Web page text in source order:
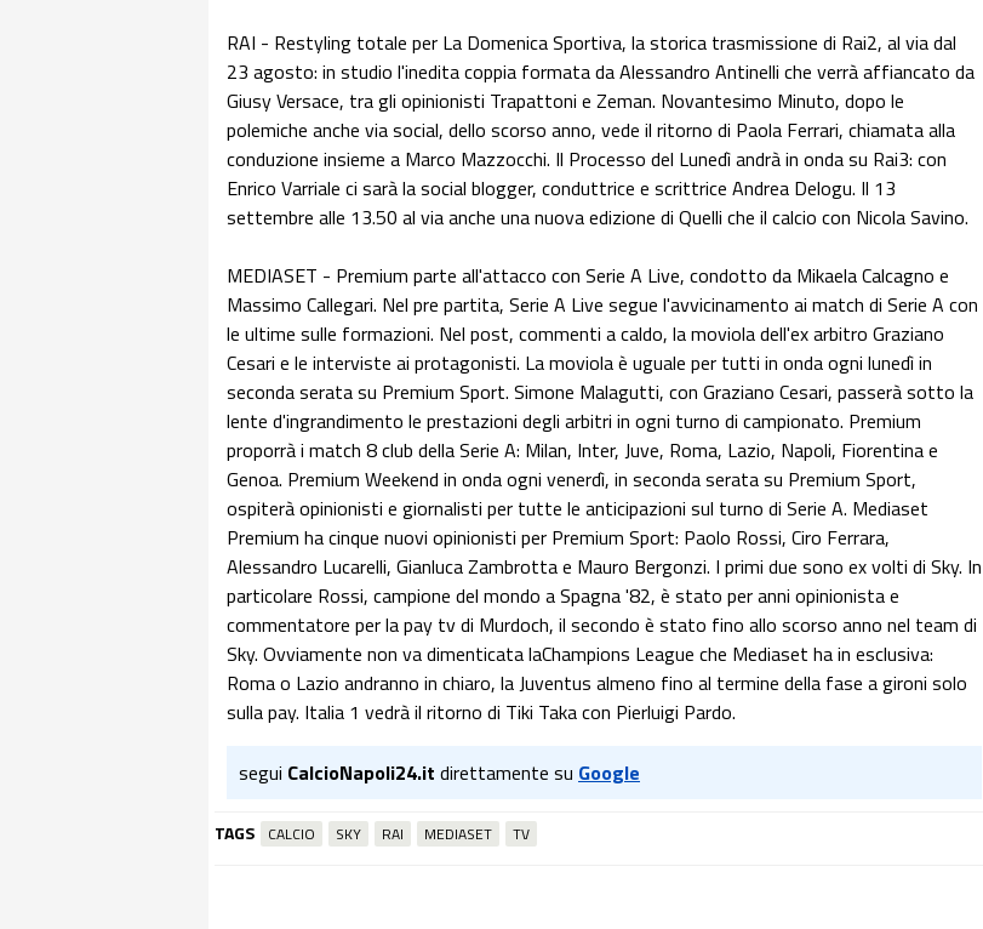
RAI - Restyling totale per La Domenica Sportiva, la storica trasmissione di Rai2, al via dal
23 agosto: in studio l'inedita coppia formata da Alessandro Antinelli che verrà affiancato da
Giusy Versace, tra gli opinionisti Trapattoni e Zeman. Novantesimo Minuto, dopo le
polemiche anche via social, dello scorso anno, vede il ritorno di Paola Ferrari, chiamata alla
conduzione insieme a Marco Mazzocchi. Il Processo del Lunedì andrà in onda su Rai3: con
Enrico Varriale ci sarà la social blogger, conduttrice e scrittrice Andrea Delogu. Il 13
settembre alle 13.50 al via anche una nuova edizione di Quelli che il calcio con Nicola Savino.
MEDIASET - Premium parte all'attacco con Serie A Live, condotto da Mikaela Calcagno e
Massimo Callegari. Nel pre partita, Serie A Live segue l'avvicinamento ai match di Serie A con
le ultime sulle formazioni. Nel post, commenti a caldo, la moviola dell'ex arbitro Graziano
Cesari e le interviste ai protagonisti. La moviola è uguale per tutti in onda ogni lunedì in
seconda serata su Premium Sport. Simone Malagutti, con Graziano Cesari, passerà sotto la
lente d'ingrandimento le prestazioni degli arbitri in ogni turno di campionato. Premium
proporrà i match 8 club della Serie A: Milan, Inter, Juve, Roma, Lazio, Napoli, Fiorentina e
Genoa. Premium Weekend in onda ogni venerdì, in seconda serata su Premium Sport,
ospiterà opinionisti e giornalisti per tutte le anticipazioni sul turno di Serie A. Mediaset
Premium ha cinque nuovi opinionisti per Premium Sport: Paolo Rossi, Ciro Ferrara,
Alessandro Lucarelli, Gianluca Zambrotta e Mauro Bergonzi. I primi due sono ex volti di Sky. In
particolare Rossi, campione del mondo a Spagna '82, è stato per anni opinionista e
commentatore per la pay tv di Murdoch, il secondo è stato fino allo scorso anno nel team di
Sky. Ovviamente non va dimenticata laChampions League che Mediaset ha in esclusiva:
Roma o Lazio andranno in chiaro, la Juventus almeno fino al termine della fase a gironi solo
sulla pay. Italia 1 vedrà il ritorno di Tiki Taka con Pierluigi Pardo.
segui CalcioNapoli24.it direttamente su Google
TAGS CALCIO SKY RAI MEDIASET TV